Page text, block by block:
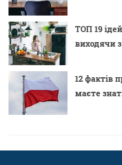
ТОП 19
виходячи
12 фактів
маєте